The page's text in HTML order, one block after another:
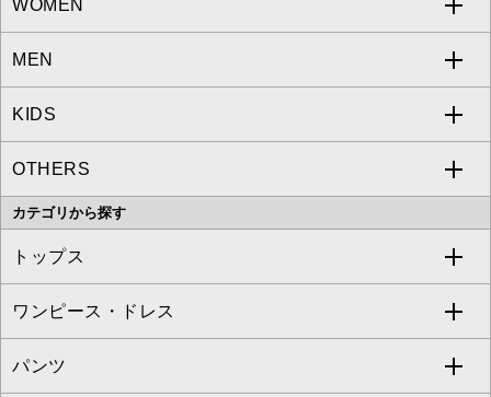
WOMEN
a.v.v
MICHEL KLEIN
MK MICHEL KLEIN
OFUON le MK
MEN
a.v.v
MICHEL KLEIN HOMME
MK MICHEL KLEIN HOMME
KIDS
a.v.v
OTHERS
MK MICHEL KLEIN BAG
カテゴリから探す
トップス
すべてのトップス
カットソー・Tシャツ
ワンピース・ドレス
すべてのワンピース・ドレス
パンツ